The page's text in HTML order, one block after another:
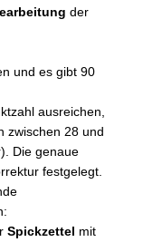
der
und es gibt 90
ausreichen,
zwischen 28 und
Die genaue
festgelegt.
Spickzettel mit